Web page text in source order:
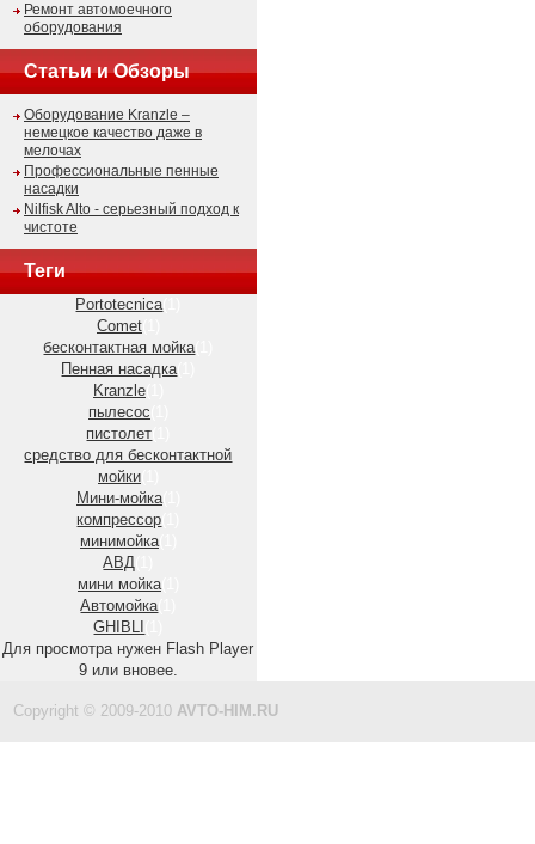
Ремонт автомоечного
оборудования
Статьи и Обзоры
Оборудование Kranzle –
немецкое качество даже в
мелочах
Профессиональные пенные
насадки
Nilfisk Alto - серьезный подход к
чистоте
Теги
Portotecnica(1)
Comet
бесконтактная мойка(1)
Пенная насадка(1)
Kranzle
пылесос
пистолет
средство для бесконтактной
мойки
Мини-мойка(1)
компрессор
минимойка(1)
АВД
мини мойка(1)
Автомойка(1)
GHIBLI
Для просмотра нужен Flash Player
9 или вновее.
Copyright © 2009-2010 AVTO-HIM.RU